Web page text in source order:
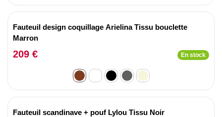
Fauteuil design coquillage Arielina Tissu bouclette
Marron
209 € En stock
Fauteuil scandinave + pouf Lylou Tissu Noir